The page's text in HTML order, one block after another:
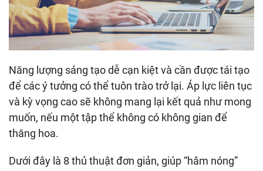
Năng lượng sáng tạo dễ cạn kiệt và cần được tái tạo
để các ý tưởng có thể tuôn trào trở lại. Áp lực liên tục
và kỳ vọng cao sẽ không mang lại kết quả như mong
muốn, nếu một tập thể không có không gian để
thăng hoa.
Dưới đây là 8 thủ thuật đơn giản, giúp “hâm nóng”